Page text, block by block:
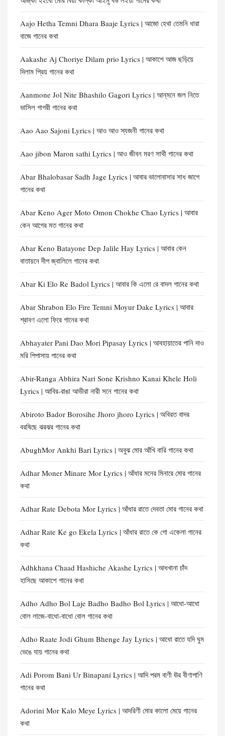
Aajo Hetha Temni Dhara Baaje Lyrics | আজো হেথা তেমনি ধারা
বাজে গানের কথা
Aakashe Aj Choriye Dilam prio Lyrics | আকাশে আজ ছড়িয়ে
দিলাম প্রিয় গানের কথা
Aanmone Jol Nite Bhashilo Gagori Lyrics | আন্‌মনে জল নিতে
ভাসিল গাগরী গানের কথা
Aao Aao Sajoni Lyrics | আও আও স্যজনী গানের কথা
Aao jibon Maron sathi Lyrics | আও জীবন মরণ সাথী গানের কথা
Abar Bhalobasar Sadh Jage Lyrics | আবার ভালোবাসার সাধ জাগে
গানের কথা
Abar Keno Ager Moto Omon Chokhe Chao Lyrics | আবার
কেন আগের মত গানের কথা
Abar Keno Batayone Dep Jalile Hay Lyrics | আবার কেন
বাতায়নে দীপ জ্বালিলে গানের কথা
Abar Ki Elo Re Badol Lyrics | আবার কি এলো রে বাদল গানের কথা
Abar Shrabon Elo Fire Temni Moyur Dake Lyrics | আবার
শ্রাবণ এলো ফিরে গানের কথা
Abhayater Pani Dao Mori Pipasay Lyrics | আবহায়াতের পানি দাও
মরি পিপাসায় গানের কথা
Abir-Ranga Abhira Nari Sone Krishno Kanai Khele Holi
Lyrics | আবির-রাঙা আভীরা নারী সনে গানের কথা
Abiroto Bador Borosihe Jhoro jhoro Lyrics | অবিরত বাদর
বরষিছে ঝরঝর গানের কথা
AbughMor Ankhi Bari Lyrics | অবুঝ মোর আঁখি বারি গানের কথা
Adhar Moner Minare Mor Lyrics | আঁধার মনের মিনারে মোর গানের
কথা
Adhar Rate Debota Mor Lyrics | আঁধার রাতে দেবতা মোর গানের কথা
Adhar Rate Ke go Ekela Lyrics | আঁধার রাতে কে গো একেলা গানের
কথা
Adhkhana Chaad Hashiche Akashe Lyrics | আধখানা চাঁদ
হাসিছে আকাশে গানের কথা
Adho Adho Bol Laje Badho Badho Bol Lyrics | আধো-আধো
বোল লাজে-বাধো-বাধো বোল গানের কথা
Adho Raate Jodi Ghum Bhenge Jay Lyrics | আধো রাতে যদি ঘুম
ভেঙে যায় গানের কথা
Adi Porom Bani Ur Binapani Lyrics | আদি পরম বাণী ঊর বীণাপাণি
গানের কথা
Adorini Mor Kalo Meye Lyrics | আদরিণী মোর কালো মেয়ে গানের
কথা